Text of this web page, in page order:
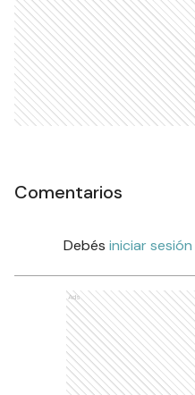
Comentarios
Debés iniciar sesión
Ads